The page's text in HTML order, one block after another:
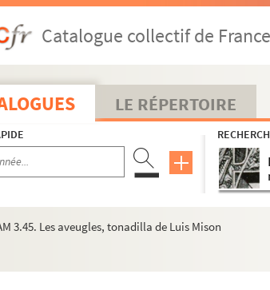
Catalogue collectif de France
LE RÉPERTOIRE
3.45. Les aveugles, tonadilla de Luis Mison